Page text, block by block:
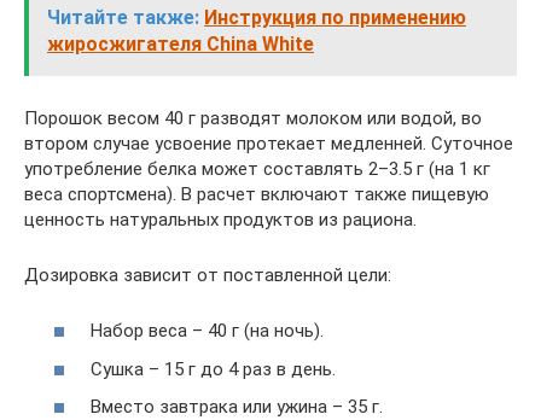
Читайте также: Инструкция по применению
жиросжигателя China White
Порошок весом 40 г разводят молоком или водой, во
втором случае усвоение протекает медленней. Суточное
употребление белка может составлять 2–3.5 г (на 1 кг
веса спортсмена). В расчет включают также пищевую
ценность натуральных продуктов из рациона.
Дозировка зависит от поставленной цели:
Набор веса – 40 г (на ночь).
Сушка – 15 г до 4 раз в день.
Вместо завтрака или ужина – 35 г.